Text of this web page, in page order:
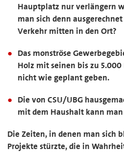
Hauptplatz nur verlängern
man sich denn
Verkehr mitten in den Ort?
Das monströse
Holz mit seinen bis zu
nicht wie geplant geben.
Die von CSU/UBG
mit dem Haushalt kann
Die Zeiten, in denen man sich
Projekte stürzte, die in